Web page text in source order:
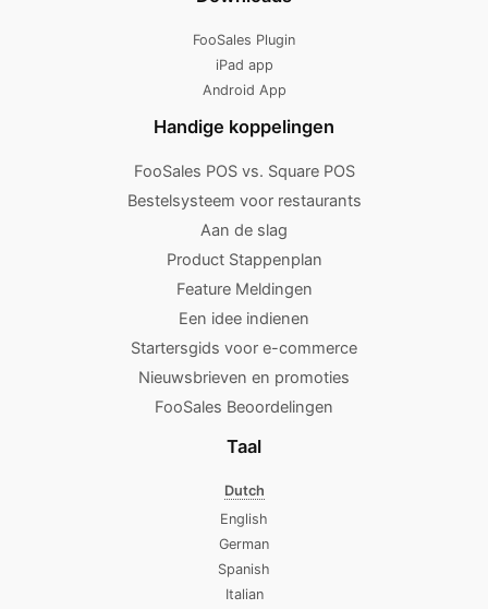
FooSales Plugin
iPad app
Android App
Handige koppelingen
FooSales POS vs. Square POS
Bestelsysteem voor restaurants
Aan de slag
Product Stappenplan
Feature Meldingen
Een idee indienen
Startersgids voor e-commerce
Nieuwsbrieven en promoties
FooSales Beoordelingen
Taal
Dutch
English
German
Spanish
Italian